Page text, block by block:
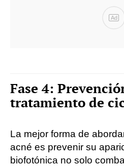
Ad
Fase 4:
tratamiento de
La mejor forma de
acné es prevenir su
biofotónica no solo